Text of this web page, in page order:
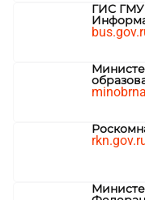
ГИС ГМУ